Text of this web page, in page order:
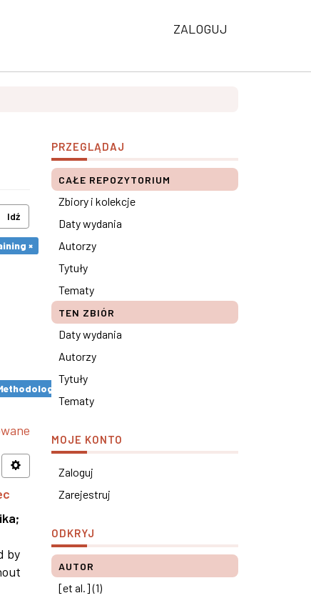
ZALOGUJ
Idź
×
remarks ×
;
by
PRZEGLĄDAJ
CAŁE REPOZYTORIUM
Zbiory i kolekcje
Daty wydania
Autorzy
Tytuły
Tematy
TEN ZBIÓR
Daty wydania
Autorzy
Tytuły
Tematy
MOJE KONTO
Zaloguj
Zarejestruj
ODKRYJ
AUTOR
[et al.] (1)